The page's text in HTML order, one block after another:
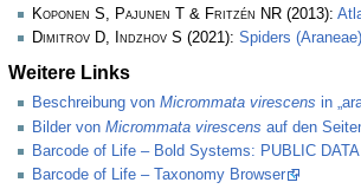
Koponen S, Pajunen T & Fritzén NR(2013):
Dimitrov D, Indzhov S (2021): Spiders
Weitere Links
Beschreibung von Micrommata virescens in
Bilder von Micrommata virescens auf den
Barcode of Life – Bold Systems: PUBLIC
Barcode of Life – Taxonomy Browser